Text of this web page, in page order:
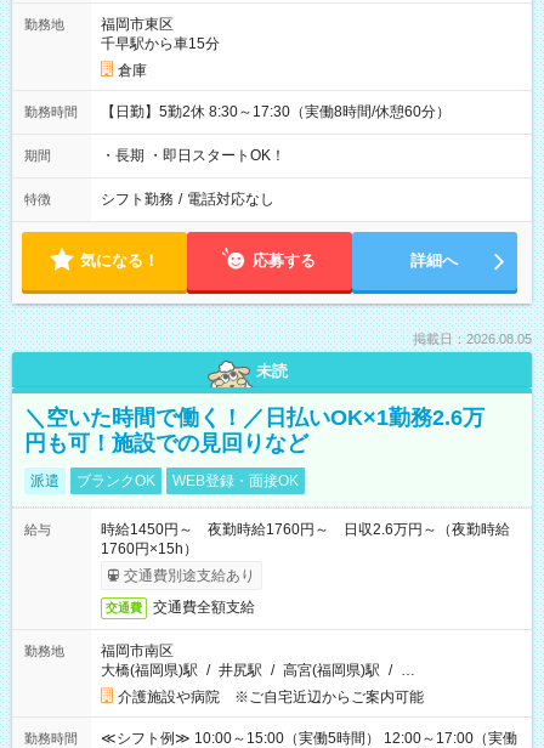
勤務地
福岡市東区
千早駅から車15分
倉庫
勤務時間 【日勤】5勤2休 8:30～17:30（実働8時間/休憩60分）
期間 ・長期 ・即日スタートOK！
特徴 シフト勤務 / 電話対応なし
気になる！ 応募する 詳細へ
掲載日：2026.08.05
未読
＼空いた時間で働く！／日払いOK×1勤務2.6万
円も可！施設での見回りなど
派遣 ブランクOK WEB登録・面接OK
給与
時給1450円～ 夜勤時給1760円～ 日収2.6万円～（夜勤時給
1760円×15h）
交通費別途支給あり
交通費 交通費全額支給
勤務地
福岡市南区
大橋(福岡県)駅 / 井尻駅 / 高宮(福岡県)駅 / …
介護施設や病院 ※ご自宅近辺からご案内可能
勤務時間
≪シフト例≫ 10:00～15:00（実働5時間） 12:00～17:00（実働